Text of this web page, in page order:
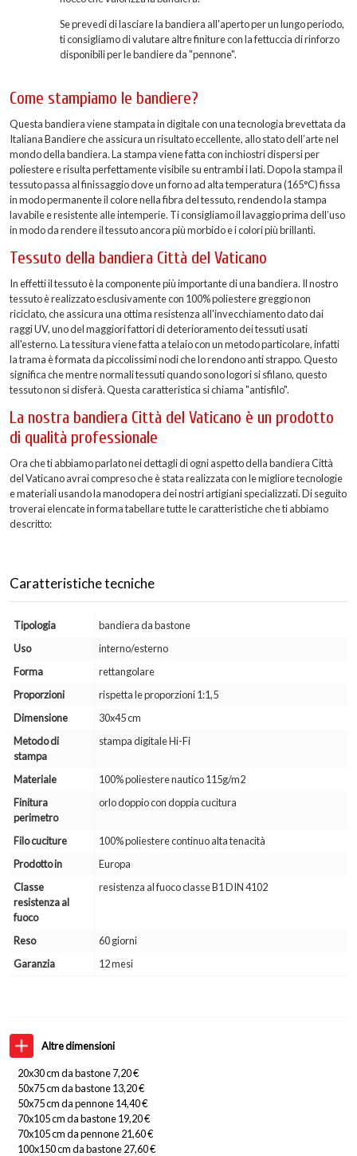
Altre dimensioni
20x30 cm da bastone 7,20 €
50x75 cm da bastone 13,20 €
50x75 cm da pennone 14,40 €
70x105 cm da bastone 19,20 €
70x105 cm da pennone 21,60 €
100x150 cm da bastone 27,60 €
Se prevedi di lasciare la bandiera all'aperto per un lungo periodo,
ti consigliamo di valutare altre finiture con la fettuccia di rinforzo
disponibili per le bandiere da "pennone".
Come stampiamo le bandiere?
Questa bandiera viene stampata in digitale con una tecnologia brevettata da
Italiana Bandiere che assicura un risultato eccellente, allo stato dell’arte nel
mondo della bandiera. La stampa viene fatta con inchiostri dispersi per
poliestere e risulta perfettamente visibile su entrambi i lati. Dopo la stampa il
tessuto passa al finissaggio dove un forno ad alta temperatura (165°C) fissa
in modo permanente il colore nella fibra del tessuto, rendendo la stampa
lavabile e resistente alle intemperie. Ti consigliamo il lavaggio prima dell’uso
in modo da rendere il tessuto ancora più morbido e i colori più brillanti.
Tessuto della bandiera Città del Vaticano
In effetti il tessuto è la componente più importante di una bandiera. Il nostro
tessuto è realizzato esclusivamente con 100% poliestere greggio non
riciclato, che assicura una ottima resistenza all'invecchiamento dato dai
raggi UV, uno del maggiori fattori di deterioramento dei tessuti usati
all'esterno. La tessitura viene fatta a telaio con un metodo particolare, infatti
la trama è formata da piccolissimi nodi che lo rendono anti strappo. Questo
significa che mentre normali tessuti quando sono logori si sfilano, questo
tessuto non si disferà. Questa caratteristica si chiama "antisfilo".
La nostra bandiera Città del Vaticano è un prodotto
di qualità professionale
Ora che ti abbiamo parlato nei dettagli di ogni aspetto della bandiera Città
del Vaticano avrai compreso che è stata realizzata con le migliore tecnologie
e materiali usando la manodopera dei nostri artigiani specializzati. Di seguito
troverai elencate in forma tabellare tutte le caratteristiche che ti abbiamo
descritto:
Caratteristiche tecniche
Tipologia
bandiera da bastone
Uso
interno/esterno
Forma
rettangolare
Proporzioni
rispetta le proporzioni 1:1,5
Dimensione
30x45 cm
Metodo di
stampa
stampa digitale Hi-Fi
Materiale
100% poliestere nautico 115g/m2
Finitura
perimetro
orlo doppio con doppia cucitura
Filo cuciture
100% poliestere continuo alta tenacità
Prodotto in
Europa
Classe
resistenza al
fuoco
resistenza al fuoco classe B1 DIN 4102
Reso
60 giorni
Garanzia
12 mesi